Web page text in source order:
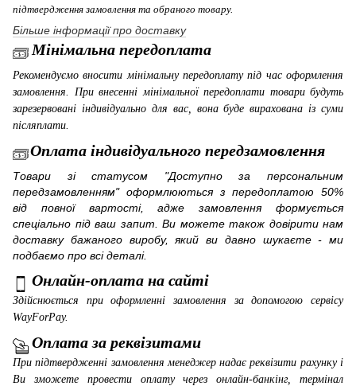
підтвердження замовлення та обраного товару.
Більше інформації про доставку
Мінімальна передоплата
Рекомендуємо вносити мінімальну передоплату під час оформлення
замовлення. При внесенні мінімальної передоплати товари будуть
зарезервовані індивідуально для вас, вона буде вирахована із суми
післяплати.
Оплата індивідуального передзамовлення
Товари зі статусом "Доступно за персональним
передзамовленням" оформлюються з передоплатою 50%
від повної вартості, адже замовлення формується
спеціально під ваш запит. Ви можете також довірити нам
доставку бажаного виробу, який ви давно шукаєте - ми
подбаємо про всі деталі.
Онлайн-оплата на сайті
Здійснюється при оформленні замовлення за допомогою сервісу
WayForPay.
Оплата за реквізитами
При підтвердженні замовлення менеджер надає реквізити рахунку і
Ви зможете провести оплату через онлайн-банкінг, термінал